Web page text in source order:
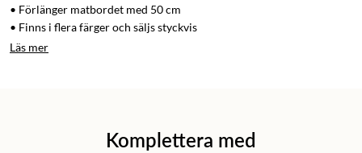
• Förlänger matbordet med 50 cm
• Finns i flera färger och säljs styckvis
Läs mer
Komplettera med